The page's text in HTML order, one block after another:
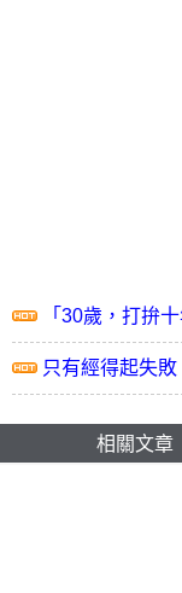
「30歲，打拚
拚命還
只有經得起失
相關文章